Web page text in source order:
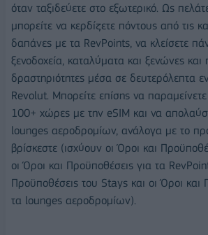
όταν ταξιδεύετε στο εξωτερικό. Ως
μπορείτε να κερδίζετε πόντους από τις
δαπάνες με τα RevPoints, να κλείσετε
ξενοδοχεία, καταλύματα και ξενώνες
δραστηριότητες μέσα σε δευτερόλεπτα
Revolut. Μπορείτε επίσης να
100+ χώρες με την eSIM και να
lounges αεροδρομίων, ανάλογα με το
βρίσκεστε (ισχύουν οι Όροι και
οι Όροι και Προϋποθέσεις για τα
Προϋποθέσεις του Stays και οι Όροι και
τα lounges αεροδρομίων).